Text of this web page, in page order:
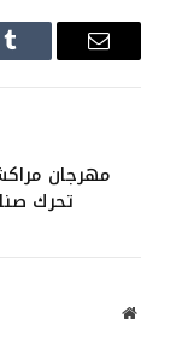
Tumblr Email
مهرجان
تحرك
Website